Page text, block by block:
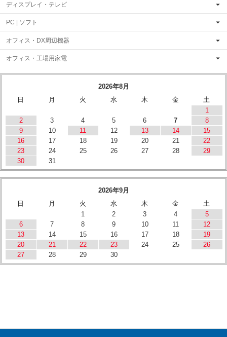
ディスプレイ・テレビ
PC | ソフト
オフィス・DX周辺機器
オフィス・工場用家電
2026年8月
日
月 火 水 木 金
土
1
2
3 4 5 6 7
8
9
10 11 12 13 14
15
16
17 18 19 20 21
22
23
24 25 26 27 28
29
30
31
2026年9月
日
月 火 水 木 金
土
1
2 3 4
5
6
7 8 9 10 11
12
13
14 15 16 17 18
19
20
21 22 23 24 25
26
27
28 29 30